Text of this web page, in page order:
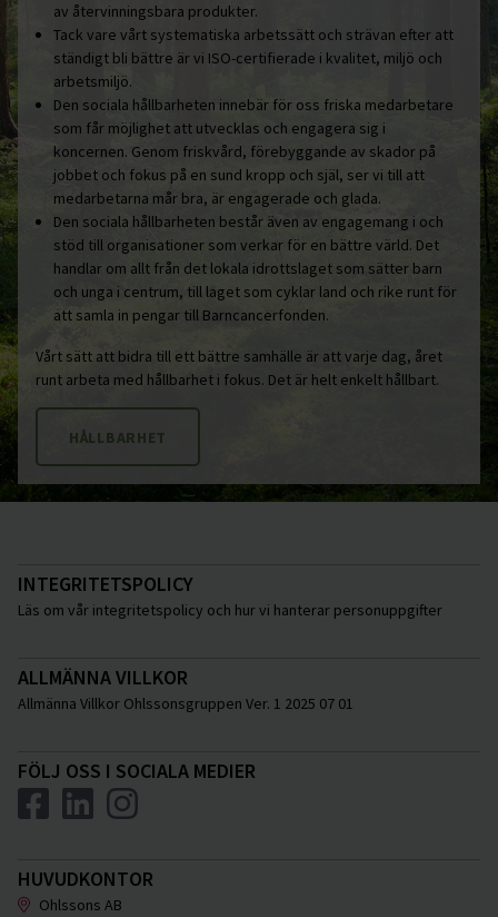
av återvinningsbara produkter.
Tack vare vårt systematiska arbetssätt och strävan efter att
ständigt bli bättre är vi ISO-certifierade i kvalitet, miljö och
arbetsmiljö.
Den sociala hållbarheten innebär för oss friska medarbetare
som får möjlighet att utvecklas och engagera sig i
koncernen. Genom friskvård, förebyggande av skador på
jobbet och fokus på en sund kropp och själ, ser vi till att
medarbetarna mår bra, är engagerade och glada.
Den sociala hållbarheten består även av engagemang i och
stöd till organisationer som verkar för en bättre värld. Det
handlar om allt från det lokala idrottslaget som sätter barn
och unga i centrum, till laget som cyklar land och rike runt för
att samla in pengar till Barncancerfonden.
Vårt sätt att bidra till ett bättre samhälle är att varje dag, året
runt arbeta med hållbarhet i fokus. Det är helt enkelt hållbart.
HÅLLBARHET
INTEGRITETSPOLICY
Läs om vår integritetspolicy och hur vi hanterar personuppgifter
ALLMÄNNA VILLKOR
Allmänna Villkor Ohlssonsgruppen Ver. 1 2025 07 01
FÖLJ OSS I SOCIALA MEDIER
HUVUDKONTOR
Ohlssons AB